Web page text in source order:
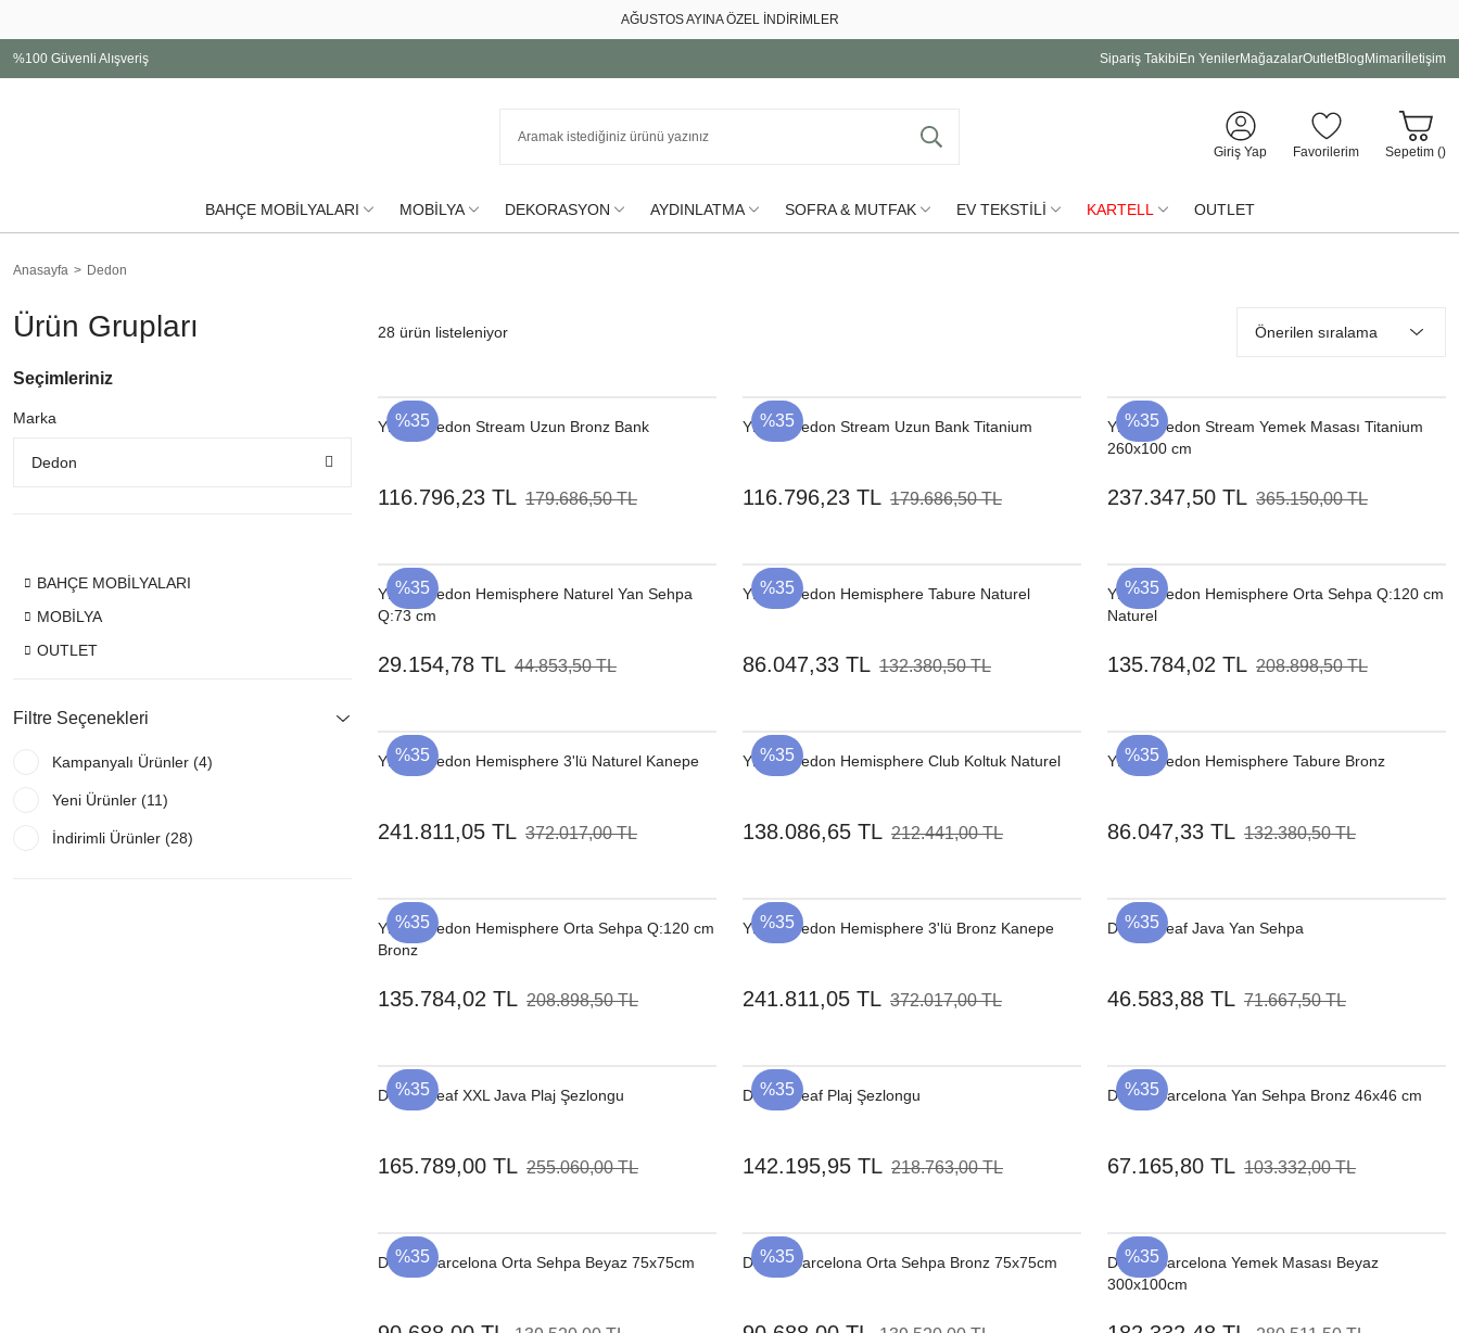
AĞUSTOS AYINA ÖZEL İNDİRİMLER
%100 Güvenli Alışveriş Sipariş Takibi En YenilerMağazalarOutletBlog Mimari İletişim
Giriş Yap Favorilerim Sepetim ()
BAHÇE MOBİLYALARI MOBİLYA DEKORASYON AYDINLATMA SOFRA & MUTFAK EV TEKSTİLİ KARTELL OUTLET
Anasayfa Dedon
Ürün Grupları
Seçimleriniz
Marka
Dedon
BAHÇE MOBİLYALARI
MOBİLYA
OUTLET
Filtre Seçenekleri
Kampanyalı Ürünler (4)
Yeni Ürünler (11)
İndirimli Ürünler (28)
28 ürün listeleniyor
%35
YENI Dedon Stream Uzun Bronz Bank
116.796,23 TL 179.686,50 TL
%35
YENI Dedon Stream Uzun Bank Titanium
116.796,23 TL 179.686,50 TL
%35
YENI Dedon Stream Yemek Masası Titanium
260x100 cm
237.347,50 TL 365.150,00 TL
%35
YENI Dedon Hemisphere Naturel Yan Sehpa
Q:73 cm
29.154,78 TL 44.853,50 TL
%35
YENI Dedon Hemisphere Tabure Naturel
86.047,33 TL 132.380,50 TL
%35
YENI Dedon Hemisphere Orta Sehpa Q:120 cm
Naturel
135.784,02 TL 208.898,50 TL
%35
YENI Dedon Hemisphere 3'lü Naturel Kanepe
241.811,05 TL 372.017,00 TL
%35
YENI Dedon Hemisphere Club Koltuk Naturel
138.086,65 TL 212.441,00 TL
%35
YENI Dedon Hemisphere Tabure Bronz
86.047,33 TL 132.380,50 TL
%35
YENI Dedon Hemisphere Orta Sehpa Q:120 cm
Bronz
135.784,02 TL 208.898,50 TL
%35
YENI Dedon Hemisphere 3'lü Bronz Kanepe
241.811,05 TL 372.017,00 TL
%35
Dedon Leaf Java Yan Sehpa
46.583,88 TL 71.667,50 TL
%35
Dedon Leaf XXL Java Plaj Şezlongu
165.789,00 TL 255.060,00 TL
%35
Dedon Leaf Plaj Şezlongu
142.195,95 TL 218.763,00 TL
%35
Dedon Barcelona Yan Sehpa Bronz 46x46 cm
67.165,80 TL 103.332,00 TL
%35
Dedon Barcelona Orta Sehpa Beyaz 75x75cm %35
Dedon Barcelona Orta Sehpa Bronz 75x75cm %35
Dedon Barcelona Yemek Masası Beyaz
300x100cm